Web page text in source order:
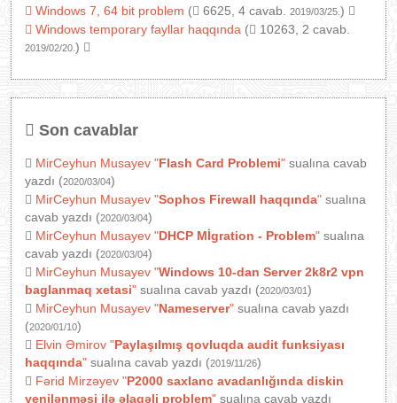
Windows 7, 64 bit problem ( 6625, 4 cavab. 2019/03/25. )
Windows temporary fayllar haqqında ( 10263, 2 cavab.
2019/02/20. )
Son cavablar
MirCeyhun Musayev "Flash Card Problemi" sualına cavab
yazdı (2020/03/04)
MirCeyhun Musayev "Sophos Firewall haqqında" sualına
cavab yazdı (2020/03/04)
MirCeyhun Musayev "DHCP Mİgration - Problem" sualına
cavab yazdı (2020/03/04)
MirCeyhun Musayev "Windows 10-dan Server 2k8r2 vpn
baglanmaq xetasi" sualına cavab yazdı (2020/03/01)
MirCeyhun Musayev "Nameserver" sualına cavab yazdı
(2020/01/10)
Elvin Əmirov "Paylaşılmış qovluqda audit funksiyası
haqqında" sualına cavab yazdı (2019/11/26)
Fərid Mirzəyev "P2000 saxlanc avadanlığında diskin
yenilənməsi ilə əlaqəli problem" sualına cavab yazdı